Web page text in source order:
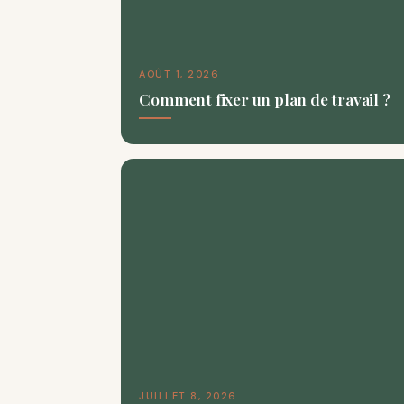
AOÛT 1, 2026
Comment fixer un plan de travail ?
JUILLET 8, 2026